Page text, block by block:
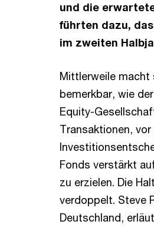
und die
führten dazu,
im zweiten
Mittlerweile macht
bemerkbar, wie
Equity-
Transaktionen,
Fonds verstärkt
zu erzielen. Die
verdoppelt. Steve
Deutschland,